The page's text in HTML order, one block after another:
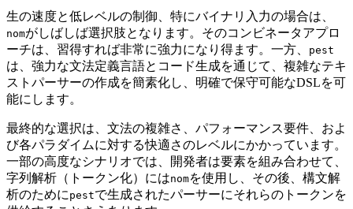
生の速度と低レベルの制御、特にバイナリ入力の場合は、
nomがしばしば選択肢となります。そのコンビネータアプロ
ーチは、習得すれば非常に強力になり得ます。一方、
pest
は、強力な文法定義言語とコード生成を通じて、複雑なテキ
ストパーサーの作成を簡素化し、明確で保守可能なDSLを可
能にします。
最終的な選択は、文法の複雑さ、パフォーマンス要件、およ
び各パラダイムに対する快適さのレベルにかかっています。
一部の高度なシナリオでは、開発者は要素を組み合わせて、
字列解析（トークン化）にはnomを使用し、その後、構文解
析のために pestで生成されたパーサーにそれらのトークンを